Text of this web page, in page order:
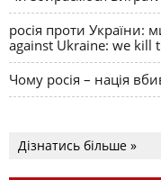
росія проти України:
against Ukraine: we kill
Чому росія – нація
Дізнатись більше »